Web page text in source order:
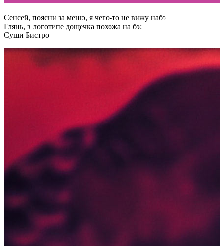
Сенсей, поясни за меню, я чего-то не вижу набэ
Глянь, в логотипе дощечка похожа на бэ:
Суши Бистро